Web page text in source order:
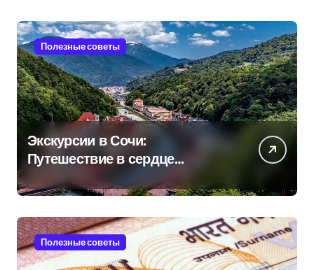
Полезные советы
Экскурсии в Сочи:
Путешествие в сердце
Черноморского курорта
Полезные советы